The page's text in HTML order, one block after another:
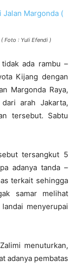
Foto : Yuli Efendi )
ada rambu –
Kijang dengan
Margonda Raya,
arah Jakarta,
tersebut. Sabtu
tersangkut 5
adanya tanda –
terkait sehingga
samar melihat
menyerupai
menuturkan,
adanya pembatas